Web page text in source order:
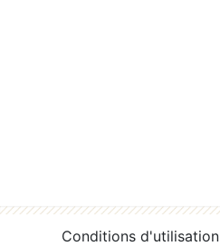
Conditions d'utilisation